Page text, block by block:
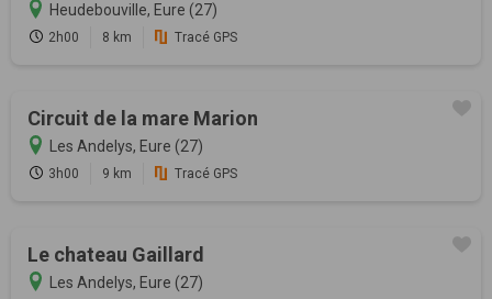
Heudebouville, Eure (27)
2h00 8 km Tracé GPS
Circuit de la mare Marion
Les Andelys, Eure (27)
3h00 9 km Tracé GPS
Le chateau Gaillard
Les Andelys, Eure (27)